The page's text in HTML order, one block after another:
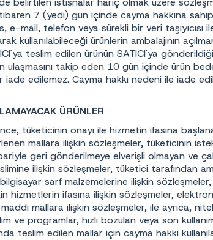
7 (yedi) gün içinde cayma hakkına
e-mail, telefon veya sürekli bir veri taşıyıcısı
kullanılabileceği ürünlerin ambalajının
teslim edilen ürünün SATICI'ya
ulaşmasını takip eden 10 gün içinde ürün
iade edilemez. Cayma hakkı nedeni ile iade
ÜRÜNLER
tüketicinin onayı ile hizmetin ifasına
mallara ilişkin sözleşmeler, tüketicinin
geri gönderilmeye elverişli olmayan ve
ilişkin sözleşmeler, tüketici tarafından
bilgisayar sarf malzemelerine ilişkin
hizmetlerin ifasına ilişkin sözleşmeler,
mallara ilişkin sözleşmeler, ile ayrıca,
ve programlar, hızlı bozulan veya son
teslim edilen mallar için cayma hakkı